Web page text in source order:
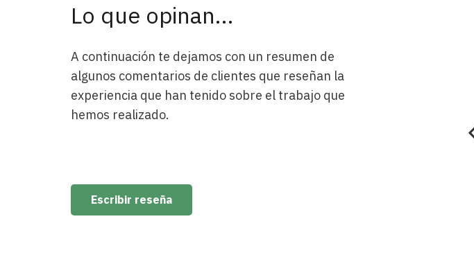
Lo que opinan…
A continuación te dejamos con un resumen de
algunos comentarios de clientes que reseñan la
experiencia que han tenido sobre el trabajo que
hemos realizado.
Escribir reseña
Carlos
Una abogada que sabe escuchar
y que presta una atención
personalizada sin precedentes.
Carlos Montiel
Cliente
Magnifica profesional en Murcia,
especialista al 100% en el
Extraordinaria abogada y mejor